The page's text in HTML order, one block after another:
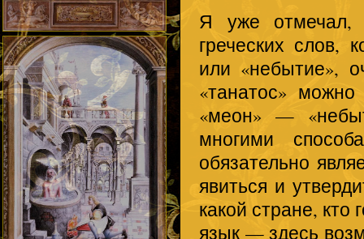
Я уже отмечал,
греческих слов,
или «небытие»,
«танатос»
«меон» —
многими
обязательно
явиться и
какой стране, кто
язык — здесь